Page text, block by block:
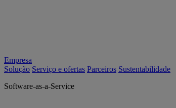
Empresa
Solução Serviço e ofertas Parceiros Sustentabilidade
Software-as-a-Service